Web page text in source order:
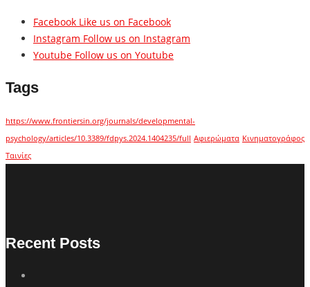
Facebook Like us on Facebook
Instagram Follow us on Instagram
Youtube Follow us on Youtube
Tags
https://www.frontiersin.org/journals/developmental-
psychology/articles/10.3389/fdpys.2024.1404235/full Αφιερώματα Κινηματογράφος
Ταινίες
Recent Posts